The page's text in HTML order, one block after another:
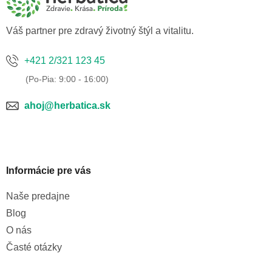
Váš partner pre zdravý životný štýl a vitalitu.
+421 2/321 123 45
ahoj@herbatica.sk
Informácie pre vás
Naše predajne
Blog
O nás
Časté otázky